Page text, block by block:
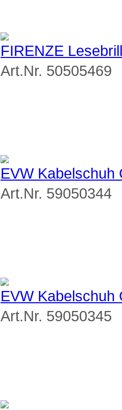
FIRENZE
Art.Nr. 50505469
EVW Kabelschuh
Art.Nr. 59050344
EVW Kabelschuh
Art.Nr. 59050345